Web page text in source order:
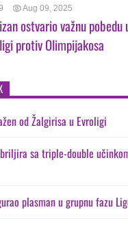
Aug 09, 2025
ostvario važnu pobedu
protiv Olimpijakosa
od Žalgirisa u Evroligi
sa triple-double
plasman u grupnu fazu